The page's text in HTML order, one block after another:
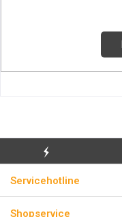
BLIKSEMVERZENDING
Servicehotline
Shopservice